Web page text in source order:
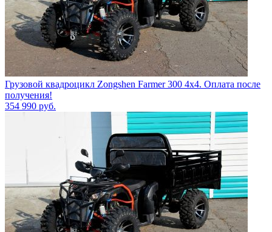
Грузовой квадроцикл Zongshen Farmer 300 4х4. Оплата после
получения!
354 990 руб.